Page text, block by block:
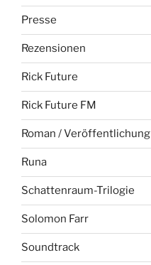
Presse
Rezensionen
Rick Future
Rick Future FM
Roman / Veröffentlichung
Runa
Schattenraum-Trilogie
Solomon Farr
Soundtrack